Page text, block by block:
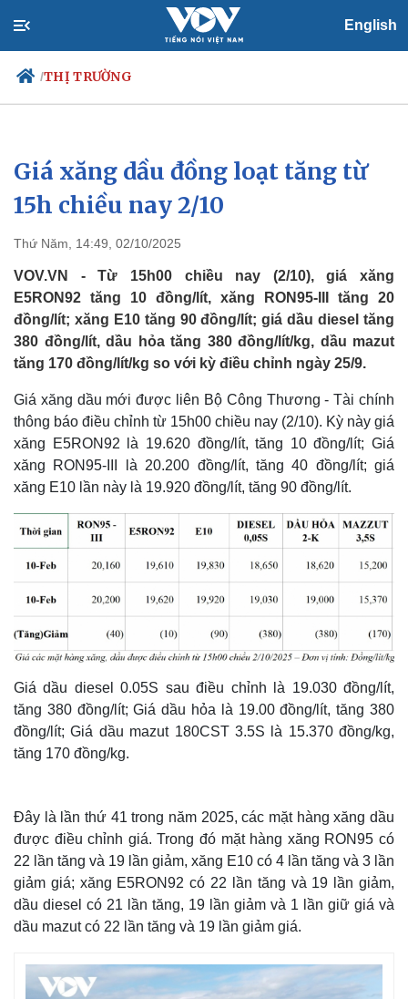
English
/THỊ TRƯỜNG
Chính trị
Đảng
Tổ chức nhân sự
Nhận diện sự thật
Xã hội
Tin 24h
Dự báo thời tiết
Việc làm
Biển đảo
Giá xăng dầu đồng loạt tăng từ
15h chiều nay 2/10
Thứ Năm, 14:49, 02/10/2025
VOV.VN - Từ 15h00 chiều nay (2/10), giá xăng
E5RON92 tăng 10 đồng/lít, xăng RON95-III tăng 20
đồng/lít; xăng E10 tăng 90 đồng/lít; giá dầu diesel tăng
380 đồng/lít, dầu hỏa tăng 380 đồng/lít/kg, dầu mazut
tăng 170 đồng/lít/kg so với kỳ điều chỉnh ngày 25/9.
Giá xăng dầu mới được liên Bộ Công Thương - Tài chính
thông báo điều chỉnh từ 15h00 chiều nay (2/10). Kỳ này giá
xăng E5RON92 là 19.620 đồng/lít, tăng 10 đồng/lít; Giá
xăng RON95-III là 20.200 đồng/lít, tăng 40 đồng/lít; giá
xăng E10 lần này là 19.920 đồng/lít, tăng 90 đồng/lít.
Giá dầu diesel 0.05S sau điều chỉnh là 19.030 đồng/lít,
tăng 380 đồng/lít; Giá dầu hỏa là 19.00 đồng/lít, tăng 380
đồng/lít; Giá dầu mazut 180CST 3.5S là 15.370 đồng/kg,
tăng 170 đồng/kg.
Đây là lần thứ 41 trong năm 2025, các mặt hàng xăng dầu
được điều chỉnh giá. Trong đó mặt hàng xăng RON95 có
22 lần tăng và 19 lần giảm, xăng E10 có 4 lần tăng và 3 lần
giảm giá; xăng E5RON92 có 22 lần tăng và 19 lần giảm,
dầu diesel có 21 lần tăng, 19 lần giảm và 1 lần giữ giá và
dầu mazut có 22 lần tăng và 19 lần giảm giá.